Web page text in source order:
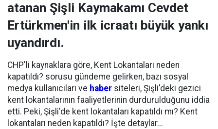
atanan Şişli Kaymakamı Cevdet
Ertürkmen'in ilk icraatı büyük yankı
uyandırdı.
CHP'li kaynaklara göre, Kent Lokantaları neden
kapatıldı? sorusu gündeme gelirken, bazı sosyal
medya kullanıcıları ve haber siteleri, Şişli'deki gezici
kent lokantalarının faaliyetlerinin durdurulduğunu iddia
etti. Peki, Şişli'de kent lokantaları kapatıldı mı? Kent
lokantaları neden kapatıldı? İşte detaylar...